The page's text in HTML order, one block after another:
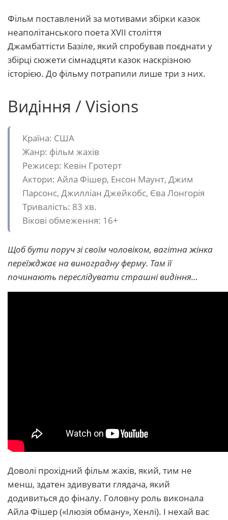
Фільм поставлений за мотивами збірки казок
неаполітанського поета XVII століття
Джамбаттісти Базіле, який спробував поєднати у
збірці сюжети сімнадцяти казок наскрізною
історією. До фільму потрапили лише три з них.
Видіння / Visions
Країна: США
Жанр: фільм жахів
Режисер: Кевін Гротерт
Актори: Айла Фішер, Енсон Маунт, Джим
Парсонс, Джилліан Джейкобс, Єва Лонгорія
Тривалість: 83 хв.
Вікові обмеження: 16+
Щоб бути поруч зі своїм чоловіком, вагітна жінка
переїжджає на виноградну ферму. Там її
починають переслідувати страшні видіння…
Доволі прохідний фільм жахів, який, тим не
менш, здатен здивувати глядача, який
додивиться до фіналу. Головну роль виконала
Айла Фішер («Ілюзія обману», Хенлі). І нехай вас